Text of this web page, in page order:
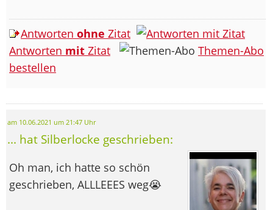
Antworten ohne Zitat
Antworten mit Zitat
Themen-Abo
bestellen
am 10.06.2021 um 21:47 Uhr
... hat Silberlocke geschrieben:
Oh man, ich hatte so schön
geschrieben, ALLLEEES weg😭